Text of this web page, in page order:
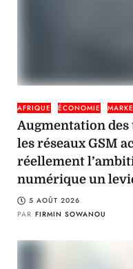
AFRIQUE ÉCONOMIE
Augmentation
les réseaux GSM
réellement
numérique un
5 AOÛT 2026
PAR FIRMIN SOWANOU